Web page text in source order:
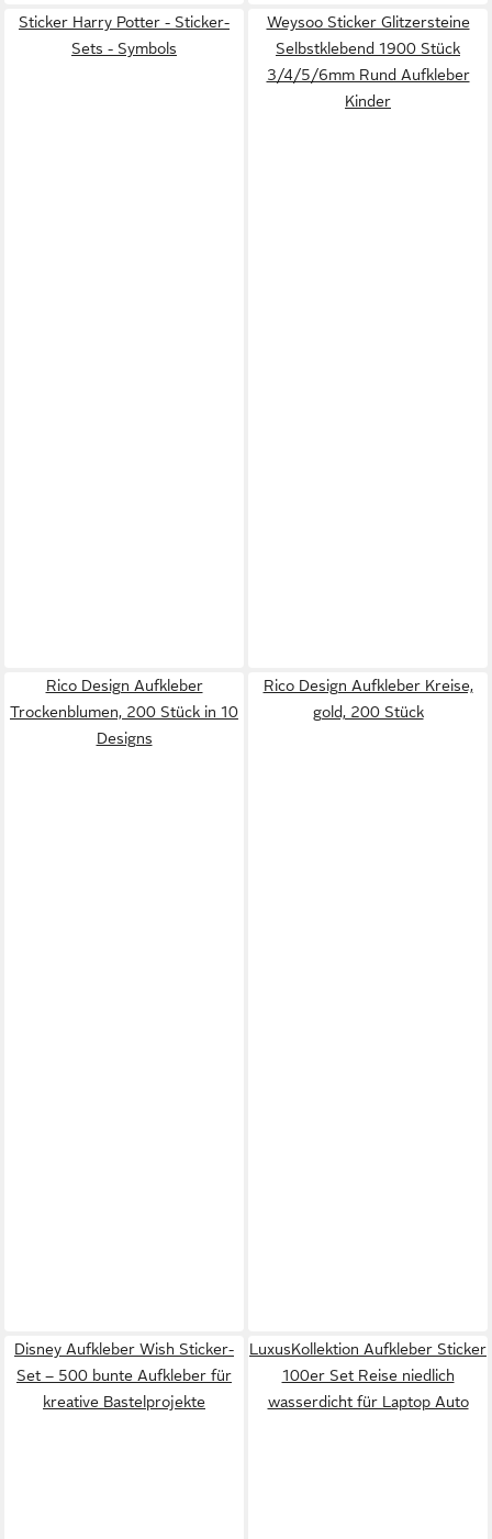
Sticker Harry Potter - Sticker-
Sets - Symbols
Weysoo Sticker Glitzersteine
Selbstklebend 1900 Stück
3/4/5/6mm Rund Aufkleber
Kinder
Rico Design Aufkleber
Trockenblumen, 200 Stück in 10
Designs
Rico Design Aufkleber Kreise,
gold, 200 Stück
Disney Aufkleber Wish Sticker-
Set – 500 bunte Aufkleber für
kreative Bastelprojekte
LuxusKollektion Aufkleber Sticker
100er Set Reise niedlich
wasserdicht für Laptop Auto